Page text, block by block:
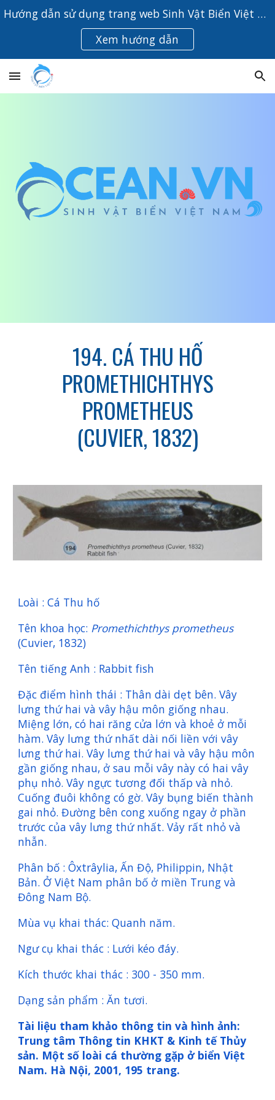
Skip to main content Skip to navigation
Hướng dẫn sử dụng trang web Sinh Vật Biển Việt Nam
Xem hướng dẫn
194. CÁ THU HỐ
PROMETHICHTHYS
PROMETHEUS
(CUVIER, 1832)
Loài : Cá Thu hố
Tên khoa học: Promethichthys prometheus
(Cuvier, 1832)
Tên tiếng Anh : Rabbit fish
Đặc điểm hình thái : Thân dài dẹt bên. Vây
lưng thứ hai và vây hậu môn giống nhau.
Miệng lớn, có hai răng cửa lớn và khoẻ ở mỗi
hàm. Vây lưng thứ nhất dài nối liền với vây
lưng thứ hai. Vây lưng thứ hai và vây hậu môn
gần giống nhau, ở sau mỗi vây này có hai vây
phụ nhỏ. Vây ngực tương đối thấp và nhỏ.
Cuống đuôi không có gờ. Vây bụng biến thành
gai nhỏ. Đường bên cong xuống ngay ở phần
trước của vây lưng thứ nhất. Vảy rất nhỏ và
nhẫn.
Phân bố : Ôxtrâylia, Ấn Độ, Philippin, Nhật
Bản. Ở Việt Nam phân bố ở miền Trung và
Đông Nam Bộ.
Mùa vụ khai thác: Quanh năm.
Ngư cụ khai thác : Lưới kéo đáy.
Kích thước khai thác : 300 - 350 mm.
Dạng sản phẩm : Ăn tươi.
Tài liệu tham khảo thông tin và hình ảnh:
Trung tâm Thông tin KHKT & Kinh tế Thủy
sản. Một số loài cá thường gặp ở biển Việt
Nam. Hà Nội, 2001, 195 trang.